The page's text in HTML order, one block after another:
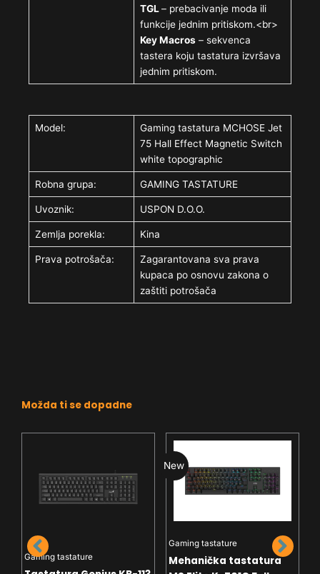
TGL– prebacivanje moda ili
funkcije jednim pritiskom.<br>
Key Macros – sekvenca
tastera koju tastatura izvršava
jednim pritiskom.
Model:
Gaming tastatura MCHOSE Jet
75 Hall Effect Magnetic Switch
white topographic
Robna grupa: GAMING TASTATURE
Uvoznik: USPON D.O.O.
Zemlja porekla: Kina
Prava potrošača:
Zagarantovana sva prava
kupaca po osnovu zakona o
zaštiti potrošača
Možda ti se dopadne
Gaming tastature
New
Gaming tastature
Mehanička tastatura